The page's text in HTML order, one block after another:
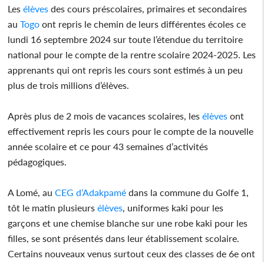
Les élèves des cours préscolaires, primaires et secondaires
auTogo ont repris le chemin de leurs différentes écoles ce
lundi 16 septembre 2024 sur toute l’étendue du territoire
national pour le compte de la rentre scolaire 2024-2025. Les
apprenants qui ont repris les cours sont estimés à un peu
plus de trois millions d’élèves.
Après plus de 2 mois de vacances scolaires, les élèves ont
effectivement repris les cours pour le compte de la nouvelle
année scolaire et ce pour 43 semaines d’activités
pédagogiques.
A Lomé, au CEG d’Adakpamé dans la commune du Golfe 1,
tôt le matin plusieurs élèves, uniformes kaki pour les
garçons et une chemise blanche sur une robe kaki pour les
filles, se sont présentés dans leur établissement scolaire.
Certains nouveaux venus surtout ceux des classes de 6e ont